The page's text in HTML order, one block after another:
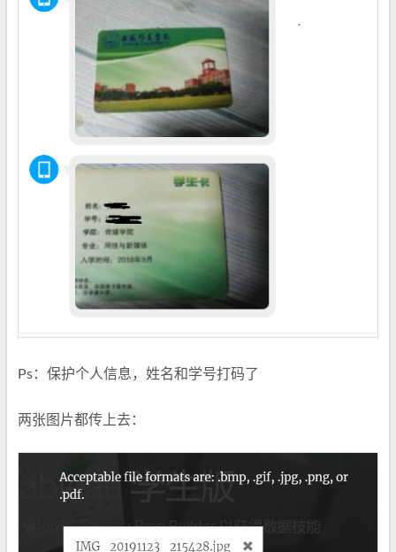
Ps：保护个人信息，姓名和学号打码了
两张图片都传上去：